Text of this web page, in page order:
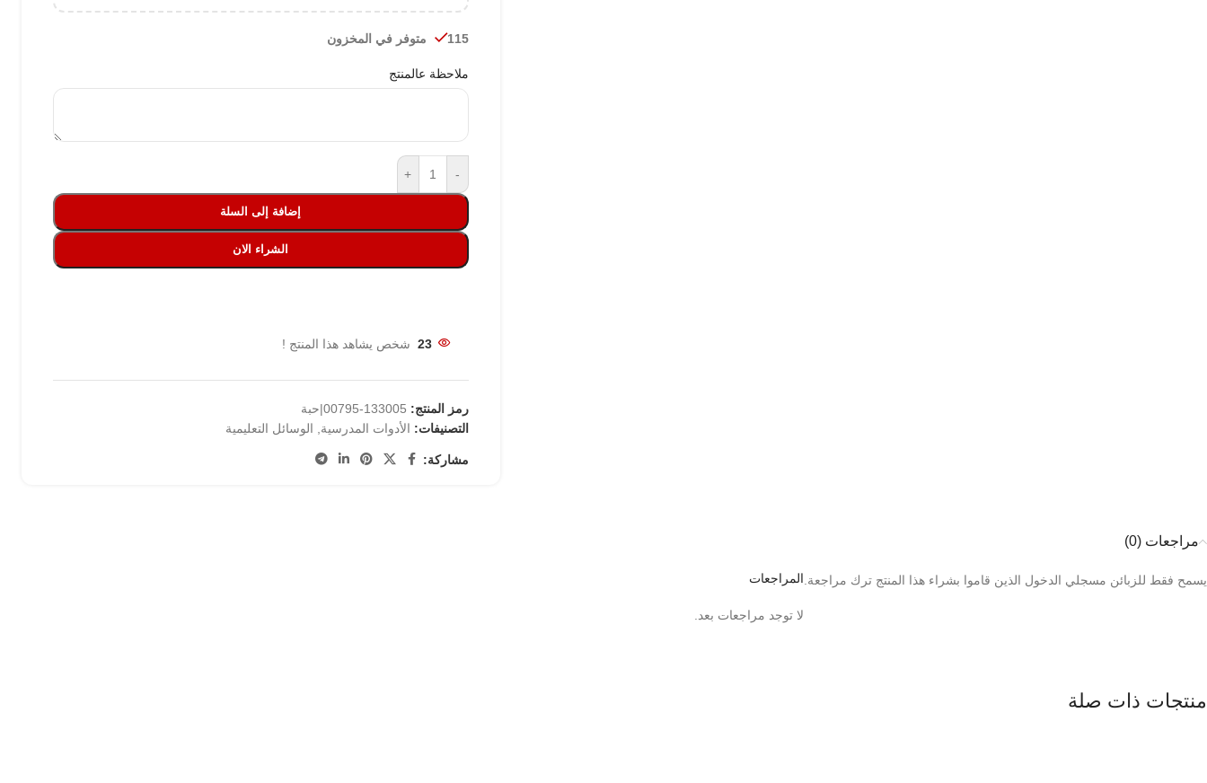
115 متوفر في المخزون
ملاحظة عالمنتج
-
+
إضافة إلى السلة
الشراء الان
23 شخص يشاهد هذا المنتج !
رمز المنتج: 133005-00795|حبة
التصنيفات: الأدوات المدرسية الوسائل التعليمية
مشاركة:
مراجعات (0)
المراجعات
لا توجد مراجعات بعد.
يسمح فقط للزبائن مسجلي الدخول الذين قاموا بشراء هذا المنتج ترك مراجعة.
منتجات ذات صلة